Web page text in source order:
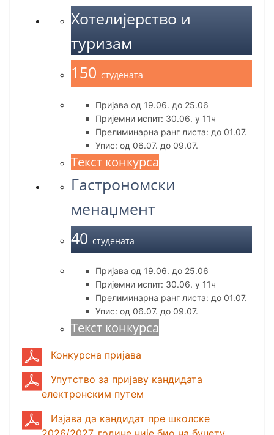
Хотелијерство и
туризам
150 студената
Пријава од 19.06. до 25.06
Пријемни испит: 30.06. у 11ч
Прелиминарна ранг листа: до 01.07.
Упис: од 06.07. до 09.07.
Текст конкурса
Гастрономски
менаџмент
40 студената
Пријава од 19.06. до 25.06
Пријемни испит: 30.06. у 11ч
Прелиминарна ранг листа: до 01.07.
Упис: од 06.07. до 09.07.
Текст конкурса
Конкурсна пријава
Упутство за пријаву кандидата
електронским путем
Изјава да кандидат пре школске